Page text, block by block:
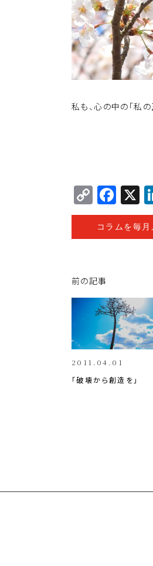
私も、心の中の「私
C
o
p
Li
n
k
F
a
c
o
k
X
コラムを毎
前の記事
2011.04.01
「破壊から創造を」